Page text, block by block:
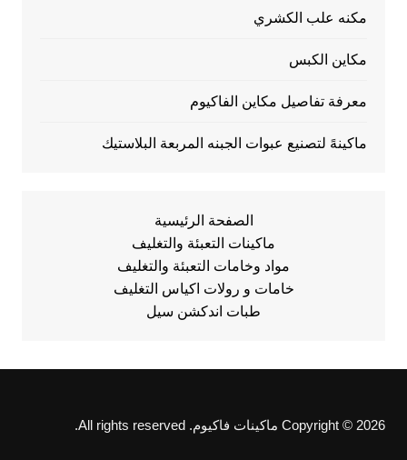
مكنه علب الكشري
مكاين الكبس
معرفة تفاصيل مكاين الفاكيوم
ماكينهً لتصنيع عبوات الجبنه المربعة البلاستيك
الصفحة الرئيسية
ماكينات التعبئة والتغليف
مواد وخامات التعبئة والتغليف
خامات و رولات اكياس التغليف
طبات اندكشن سيل
Copyright © 2026 ماكينات فاكيوم. All rights reserved.